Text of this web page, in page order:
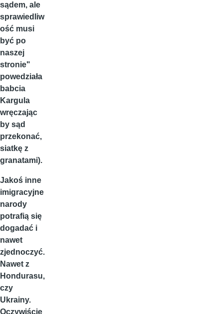
sądem, ale
sprawiedliw
ość musi
być po
naszej
stronie"
powedziała
babcia
Kargula
wręczając
by sąd
przekonać,
siatkę z
granatami).
Jakoś inne
imigracyjne
narody
potrafią się
dogadać i
nawet
zjednoczyć.
Nawet z
Hondurasu,
czy
Ukrainy.
Oczywiście